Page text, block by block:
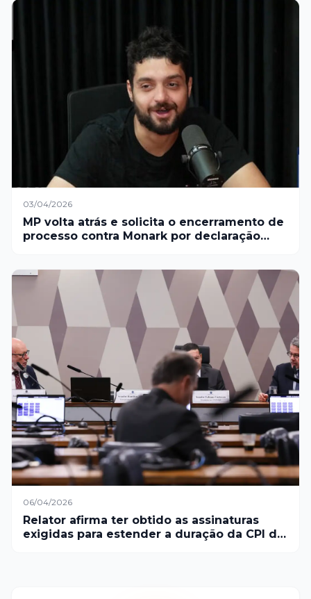
03/04/2026
MP volta atrás e solicita o encerramento de
processo contra Monark por declaração
06/04/2026
Relator afirma ter obtido as assinaturas
exigidas para estender a duração da CPI do